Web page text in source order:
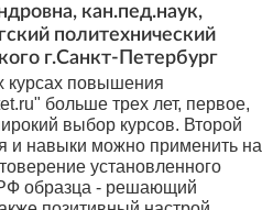
кан.пед.наук,
политехнический
г.Санкт-Петербург
курсах повышения
больше трех лет, первое,
выбор курсов. Второй
и навыки можно применить на
установленного
образца - решающий